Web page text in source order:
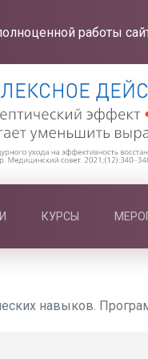
работы
КУРСЫ
навыков.